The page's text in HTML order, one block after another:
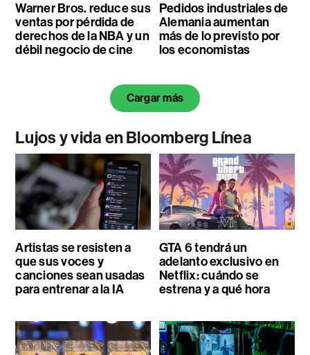
Warner Bros. reduce sus
ventas por pérdida de
derechos de la NBA y un
débil negocio de cine
Pedidos industriales de
Alemania aumentan
más de lo previsto por
los economistas
Cargar más
Lujos y vida en Bloomberg Línea
Artistas se resisten a
que sus voces y
canciones sean usadas
para entrenar a la IA
GTA 6 tendrá un
adelanto exclusivo en
Netflix: cuándo se
estrena y a qué hora